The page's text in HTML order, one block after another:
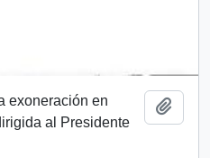
exoneración en
al Presidente